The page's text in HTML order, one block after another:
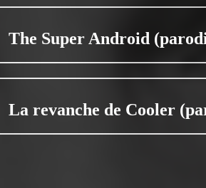
The Super Android
La revanche de Cooler